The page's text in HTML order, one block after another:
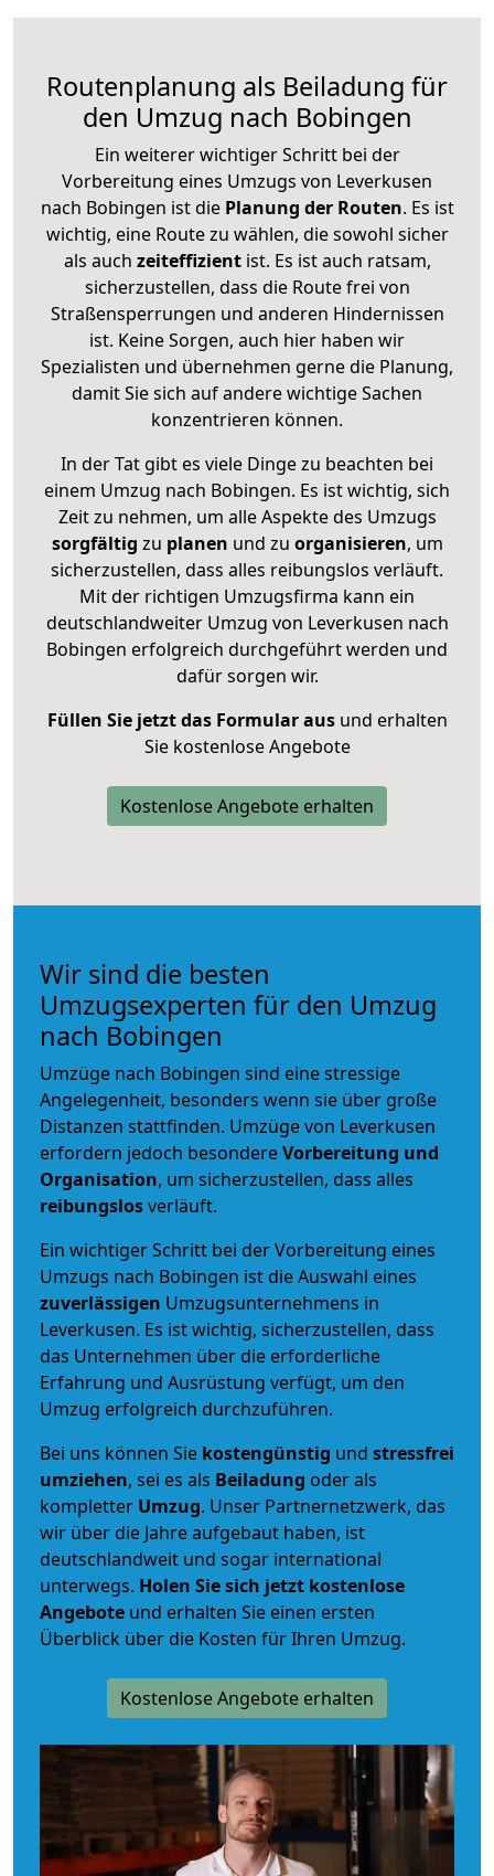
Routenplanung als Beiladung für
den Umzug nach Bobingen
Ein weiterer wichtiger Schritt bei der
Vorbereitung eines Umzugs von Leverkusen
nach Bobingen ist diePlanung der Routen. Es ist
wichtig, eine Route zu wählen, die sowohl sicher
als auch zeiteffizientist. Es ist auch ratsam,
sicherzustellen, dass die Route frei von
Straßensperrungen und anderen Hindernissen
ist. Keine Sorgen, auch hier haben wir
Spezialisten und übernehmen gerne die Planung,
damit Sie sich auf andere wichtige Sachen
konzentrieren können.
In der Tat gibt es viele Dinge zu beachten bei
einem Umzug nach Bobingen. Es ist wichtig, sich
Zeit zu nehmen, um alle Aspekte des Umzugs
sorgfältig zu planen und zu organisieren, um
sicherzustellen, dass alles reibungslos verläuft.
Mit der richtigen Umzugsfirma kann ein
deutschlandweiter Umzug von Leverkusen nach
Bobingen erfolgreich durchgeführt werden und
dafür sorgen wir.
Füllen Sie jetzt das Formular ausund erhalten
Sie kostenlose Angebote
Kostenlose Angebote erhalten
Wir sind die besten
Umzugsexperten für den Umzug
nach Bobingen
Umzüge nach Bobingen sind eine stressige
Angelegenheit, besonders wenn sie über große
Distanzen stattfinden. Umzüge von Leverkusen
erfordern jedoch besondereVorbereitung und
Organisation, um sicherzustellen, dass alles
reibungslosverläuft.
Ein wichtiger Schritt bei der Vorbereitung eines
Umzugs nach Bobingen ist die Auswahl eines
zuverlässigen Umzugsunternehmens in
Leverkusen. Es ist wichtig, sicherzustellen, dass
das Unternehmen über die erforderliche
Erfahrung und Ausrüstung verfügt, um den
Umzug erfolgreich durchzuführen.
Bei uns können Sie kostengünstig und stressfrei
umziehen, sei es als Beiladung oder als
kompletter Umzug. Unser Partnernetzwerk, das
wir über die Jahre aufgebaut haben, ist
deutschlandweit und sogar international
unterwegs. Holen Sie sich jetzt kostenlose
Angebote und erhalten Sie einen ersten
Überblick über die Kosten für Ihren Umzug.
Kostenlose Angebote erhalten